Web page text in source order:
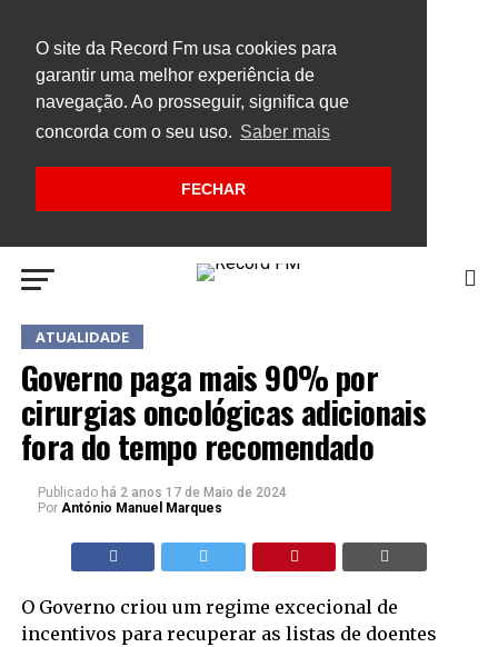
O site da Record Fm usa cookies para
garantir uma melhor experiência de
navegação. Ao prosseguir, significa que
concorda com o seu uso. Saber mais
FECHAR
ATUALIDADE
Governo paga mais 90% por
cirurgias oncológicas adicionais
fora do tempo recomendado
Publicado há 2 anos 17 de Maio de 2024
Por António Manuel Marques
O Governo criou um regime excecional de
incentivos para recuperar as listas de doentes